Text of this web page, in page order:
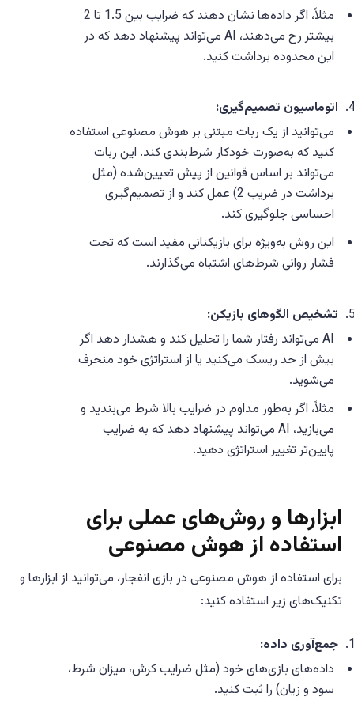
مثلاً، اگر داده‌ها نشان دهند که ضرایب بین 1.5 تا 2
بیشتر رخ می‌دهند، AI می‌تواند پیشنهاد دهد که در
این محدوده برداشت کنید.
اتوماسیون تصمیم‌گیری:
می‌توانید از یک ربات مبتنی بر هوش مصنوعی استفاده
کنید که به‌صورت خودکار شرط‌بندی کند. این ربات
می‌تواند بر اساس قوانین از پیش تعیین‌شده (مثل
برداشت در ضریب 2) عمل کند و از تصمیم‌گیری
احساسی جلوگیری کند.
این روش به‌ویژه برای بازیکنانی مفید است که تحت
فشار روانی شرط‌های اشتباه می‌گذارند.
تشخیص الگوهای بازیکن:
AI می‌تواند رفتار شما را تحلیل کند و هشدار دهد اگر
بیش از حد ریسک می‌کنید یا از استراتژی خود منحرف
می‌شوید.
مثلاً، اگر به‌طور مداوم در ضرایب بالا شرط می‌بندید و
می‌بازید، AI می‌تواند پیشنهاد دهد که به ضرایب
پایین‌تر تغییر استراتژی دهید.
ابزارها و روش‌های عملی برای
استفاده از هوش مصنوعی
برای استفاده از هوش مصنوعی در بازی انفجار، می‌توانید از ابزارها و
تکنیک‌های زیر استفاده کنید:
جمع‌آوری داده:
داده‌های بازی‌های خود (مثل ضرایب کرش، میزان شرط،
سود و زیان) را ثبت کنید.